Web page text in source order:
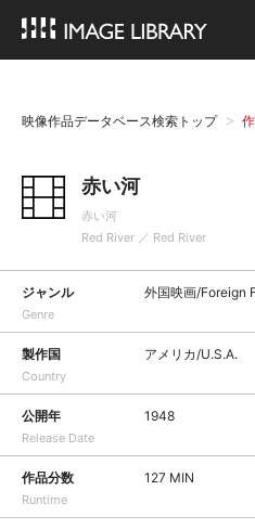
映像作品データベース検索トップ
赤い河
赤い河
Red River ／ Red River
ジャンル
Genre
外国映画/Foreign
製作国
Country
アメリカ/U.S.A.
公開年
Release Date
1948
作品分数
Runtime
127 MIN